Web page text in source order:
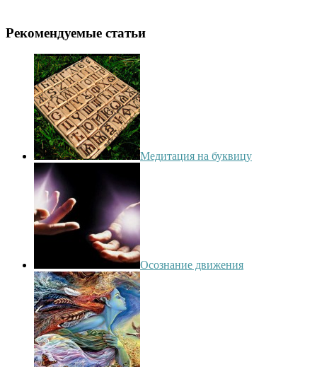
Рекомендуемые статьи
Медитация на буквицу
Осознание движения